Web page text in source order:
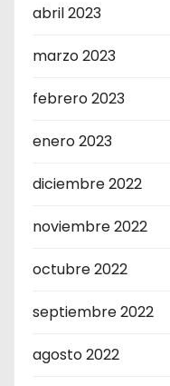
abril 2023
marzo 2023
febrero 2023
enero 2023
diciembre 2022
noviembre 2022
octubre 2022
septiembre 2022
agosto 2022